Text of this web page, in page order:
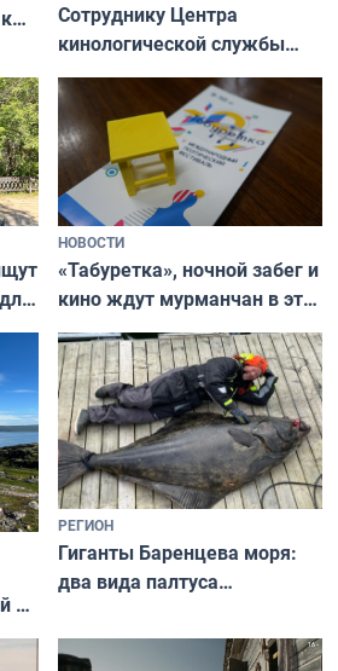
Сотруднику Центра
кинологической службы
ищут новый дом
НОВОСТИ
«Табуретка», ночной забег и
кино ждут мурманчан в эти
выходные
у
РЕГИОН
Гиганты Баренцева моря:
два вида палтуса